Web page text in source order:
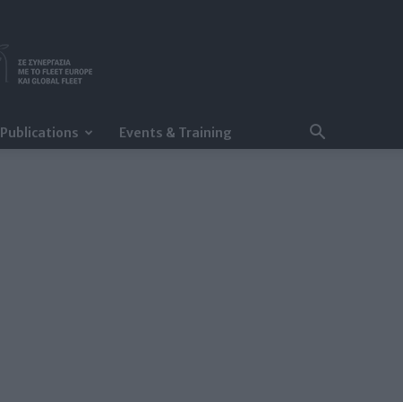
Publications Events & Training